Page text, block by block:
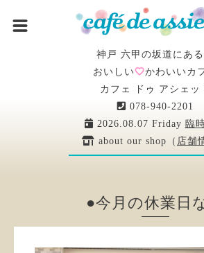
神戸 六甲の坂道にある
おいしい
かわいいカ
カフェ ドゥ アシェッ
078-940-2201
2026.08.07 Friday 臨
about our shop（ 店舗
●今月の休業日